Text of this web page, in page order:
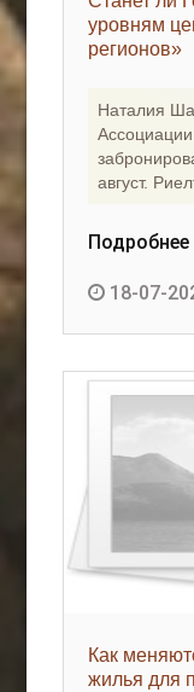
уровням
регионов»
Наталия
август.
Подробнее
18-07-
Как
жилья для